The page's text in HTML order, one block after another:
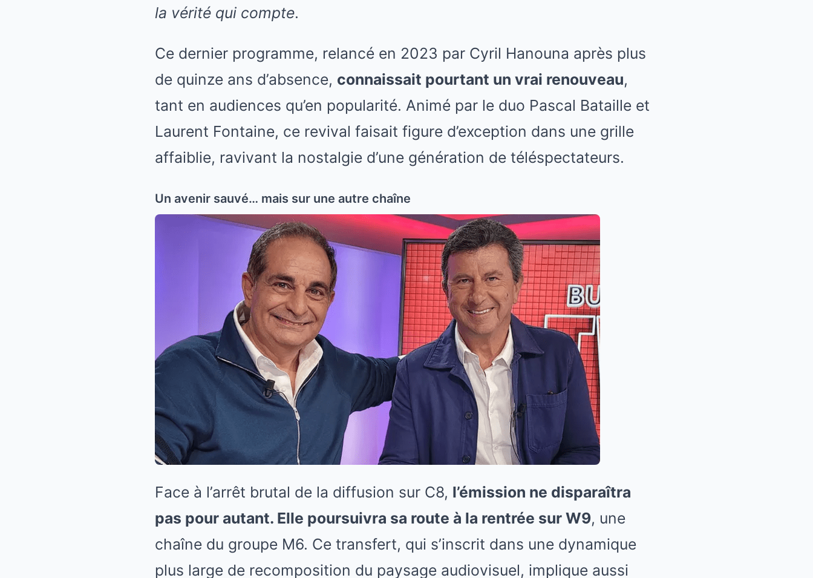
la vérité qui compte.
Ce dernier programme, relancé en 2023 par Cyril Hanouna après plus
de quinze ans d’absence, connaissait pourtant un vrai renouveau,
tant en audiences qu’en popularité. Animé par le duo Pascal Bataille et
Laurent Fontaine, ce revival faisait figure d’exception dans une grille
affaiblie, ravivant la nostalgie d’une génération de téléspectateurs.
Un avenir sauvé… mais sur une autre chaîne
Face à l’arrêt brutal de la diffusion sur C8, l’émission ne disparaîtra
pas pour autant. Elle poursuivra sa route à la rentrée sur W9, une
chaîne du groupe M6. Ce transfert, qui s’inscrit dans une dynamique
plus large de recomposition du paysage audiovisuel, implique aussi